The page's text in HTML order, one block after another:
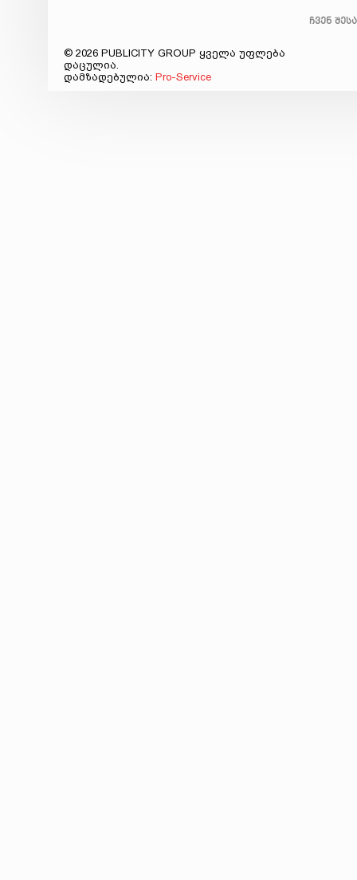
ჩვენ
© 2026 PUBLICITY GROUP ყველა უფლება
დაცულია.
დამზადებულია: Pro-Service